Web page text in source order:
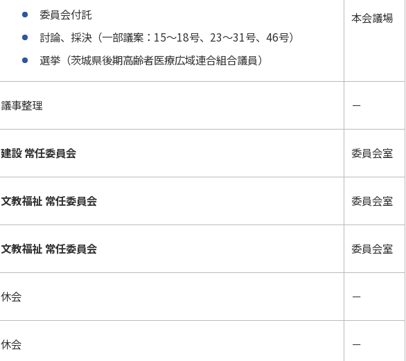
委員会付託
討論、採決（一部議案：15～18号、23～31号、46号）
選挙（茨城県後期高齢者医療広域連合組合議員）
本会議場
議事整理 －
建設 常任委員会 委員会室
文教福祉 常任委員会 委員会室
文教福祉 常任委員会 委員会室
休会 －
休会 －